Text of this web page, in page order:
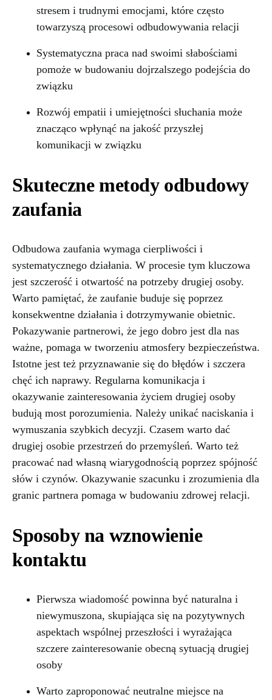
stresem i trudnymi emocjami, które często
towarzyszą procesowi odbudowywania relacji
Systematyczna praca nad swoimi słabościami
pomoże w budowaniu dojrzalszego podejścia do
związku
Rozwój empatii i umiejętności słuchania może
znacząco wpłynąć na jakość przyszłej
komunikacji w związku
Skuteczne metody odbudowy
zaufania
Odbudowa zaufania wymaga cierpliwości i
systematycznego działania. W procesie tym kluczowa
jest szczerość i otwartość na potrzeby drugiej osoby.
Warto pamiętać, że zaufanie buduje się poprzez
konsekwentne działania i dotrzymywanie obietnic.
Pokazywanie partnerowi, że jego dobro jest dla nas
ważne, pomaga w tworzeniu atmosfery bezpieczeństwa.
Istotne jest też przyznawanie się do błędów i szczera
chęć ich naprawy. Regularna komunikacja i
okazywanie zainteresowania życiem drugiej osoby
budują most porozumienia. Należy unikać naciskania i
wymuszania szybkich decyzji. Czasem warto dać
drugiej osobie przestrzeń do przemyśleń. Warto też
pracować nad własną wiarygodnością poprzez spójność
słów i czynów. Okazywanie szacunku i zrozumienia dla
granic partnera pomaga w budowaniu zdrowej relacji.
Sposoby na wznowienie
kontaktu
Pierwsza wiadomość powinna być naturalna i
niewymuszona, skupiająca się na pozytywnych
aspektach wspólnej przeszłości i wyrażająca
szczere zainteresowanie obecną sytuacją drugiej
osoby
Warto zaproponować neutralne miejsce na